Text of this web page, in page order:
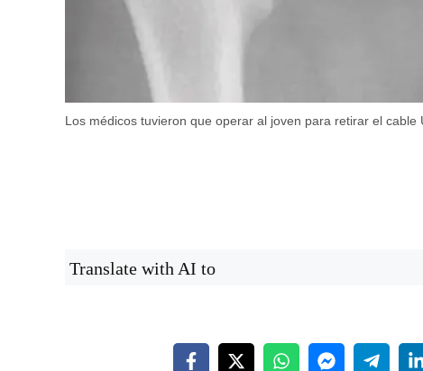
Los médicos tuvieron que operar al joven para retirar el cable
Translate with AI to